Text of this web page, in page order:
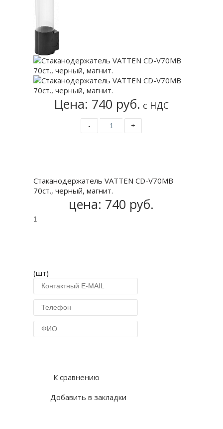
Цена: 740 руб. с НДС
- +
Стаканодержатель VATTEN CD-V70MB
70ст., черный, магнит.
цена: 740 руб.
(шт)
К сравнению
Добавить в закладки